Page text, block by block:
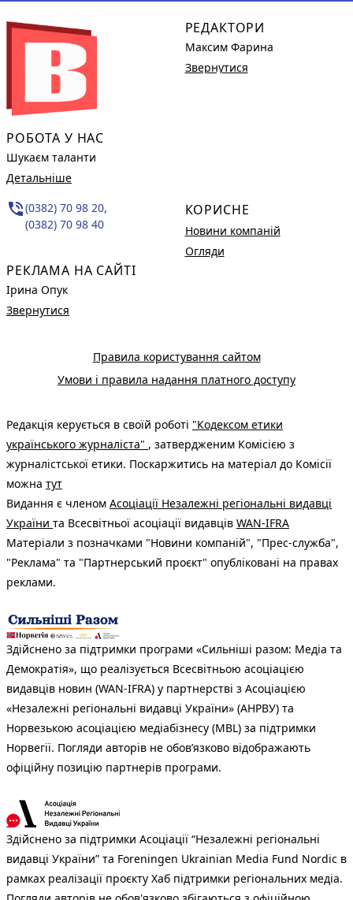
РОБОТА У НАС
Шукаєм таланти
Детальніше
phone_in_talk(0382) 70 98 20,
(0382) 70 98 40
РЕКЛАМА НА САЙТІ
Ірина Опук
Звернутися
РЕДАКТОРИ
Максим Фарина
Звернутися
КОРИСНЕ
Новини компаній
Огляди
Правила користування сайтом
Умови і правила надання платного доступу
Редакція керується в своїй роботі "Кодексом етики
українського журналіста" , затвердженим Комісією з
журналістської етики. Поскаржитись на матеріал до Комісії
можна тут
Видання є членом Асоціації Незалежні регіональні видавці
України та Всесвітньої асоціації видавців WAN-IFRA
Матеріали з позначками "Новини компаній", "Прес-служба",
"Реклама" та "Партнерський проєкт" опубліковані на правах
реклами.
Здійснено за підтримки програми «Сильніші разом: Медіа та
Демократія», що реалізується Всесвітньою асоціацією
видавців новин (WAN-IFRA) у партнерстві з Асоціацією
«Незалежні регіональні видавці України» (АНРВУ) та
Норвезькою асоціацією медіабізнесу (MBL) за підтримки
Норвегії. Погляди авторів не обов’язково відображають
офіційну позицію партнерів програми.
Здійснено за підтримки Асоціації “Незалежні регіональні
видавці України” та Foreningen Ukrainian Media Fund Nordic в
рамках реалізації проєкту Хаб підтримки регіональних медіа.